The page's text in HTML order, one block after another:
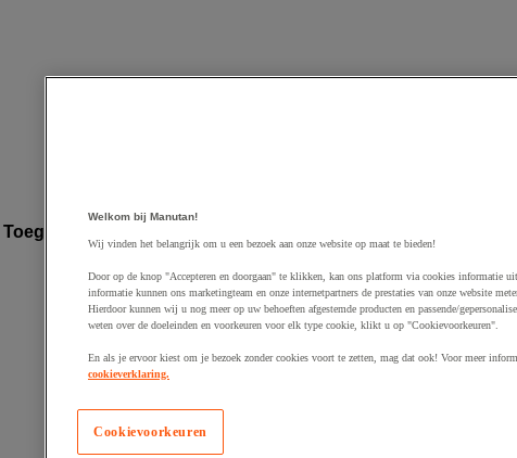
Toegevoegd aan winkelwagen
Welkom bij Manutan!
Wij vinden het belangrijk om u een bezoek aan onze website op maat te bieden!
Door op de knop "Accepteren en doorgaan" te klikken, kan ons platform via cookies informatie
informatie kunnen ons marketingteam en onze internetpartners de prestaties van onze website
Hierdoor kunnen wij u nog meer op uw behoeften afgestemde producten en passende/
weten over de doeleinden en voorkeuren voor elk type cookie, klikt u op "Cookievoorkeuren".
En als je ervoor kiest om je bezoek zonder cookies voort te zetten, mag dat ook! Voor meer
cookieverklaring.
Cookievoorkeuren